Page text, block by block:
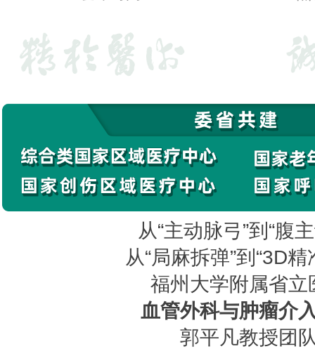
从“主动脉弓”到“腹
从“局麻拆弹”到“3D精
福州大学附属省立
血管外科与肿瘤介
郭平凡教授团